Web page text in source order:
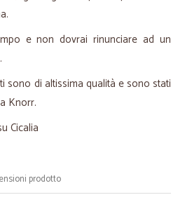
e non dovrai rinunciare ad un
sono di altissima qualità e sono stati
Knorr.
Cicalia
prodotto